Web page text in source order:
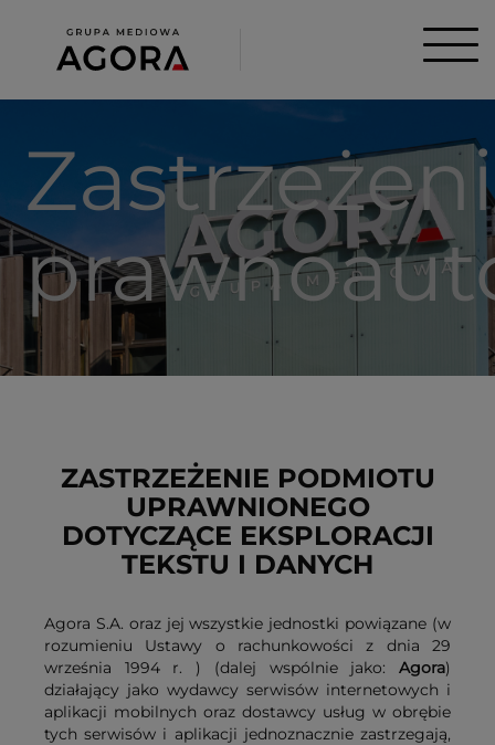
ZASTRZEŻENIE PODMIOTU
UPRAWNIONEGO
DOTYCZĄCE EKSPLORACJI
TEKSTU I DANYCH
Agora S.A. oraz jej wszystkie jednostki powiązane (w
rozumieniu Ustawy o rachunkowości z dnia 29
września 1994 r. ) (dalej wspólnie jako: Agora)
działający jako wydawcy serwisów internetowych i
aplikacji mobilnych oraz dostawcy usług w obrębie
tych serwisów i aplikacji jednoznacznie zastrzegają,